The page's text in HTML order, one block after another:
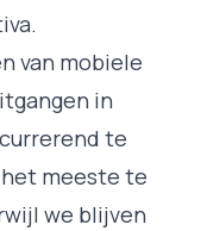
van mobiele
in
te
meeste te
we blijven